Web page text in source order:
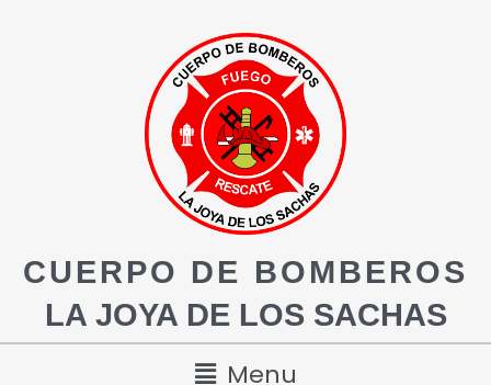
CUERPO DE BOMBEROS
LA JOYA DE LOS SACHAS
Menu